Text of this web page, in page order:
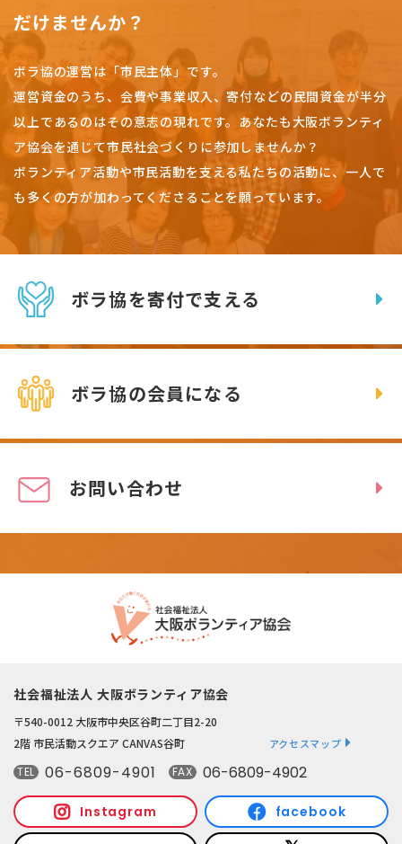
だけませんか？
ボラ協の運営は「市民主体」です。
運営資金のうち、会費や事業収入、寄付などの民間資金が半分
以上であるのはその意志の現れです。 あなたも大阪ボランティ
ア協会を通じて市民社会づくりに参加しませんか？
ボランティア活動や市民活動を支える私たちの活動に、一人で
も多くの方が加わってくださることを願っています。
ボラ協を寄付で支える
ボラ協の会員になる
お問い合わせ
社会福祉法人 大阪ボランティア協会
〒540-0012 大阪市中央区谷町二丁目2-20
2階 市民活動スクエア CANVAS谷町
アクセスマップ
TEL 06-6809-4901 FAX 06-6809-4902
Instagram facebook